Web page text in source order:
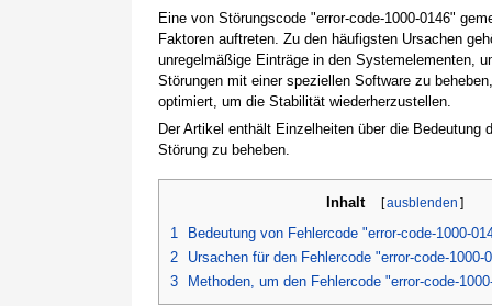
Eine von Störungscode "error-code-1000-0146"
Faktoren auftreten. Zu den häufigsten Ursachen
unregelmäßige Einträge in den Systemelementen,
Störungen mit einer speziellen Software zu
optimiert, um die Stabilität wiederherzustellen.
Der Artikel enthält Einzelheiten über die
Störung zu beheben.
Inhalt [ausblenden ]
1
Bedeutung von Fehlercode "error-code-1000-
2
Ursachen für den Fehlercode "error-code-1000-
3
Methoden, um den Fehlercode "error-code-